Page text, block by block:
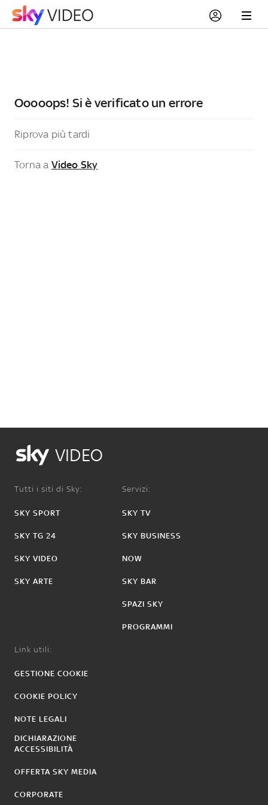
Ooooops! Si è verificato un errore
Riprova più tardi
Torna a Video Sky
VIDEO
Tutti i siti di Sky:
SKY SPORT
SKY TG 24
SKY VIDEO
SKY ARTE
Servizi:
SKY TV
SKY BUSINESS
NOW
SKY BAR
SPAZI SKY
PROGRAMMI
Link utili:
GESTIONE COOKIE
COOKIE POLICY
NOTE LEGALI
DICHIARAZIONE
ACCESSIBILITÀ
OFFERTA SKY MEDIA
CORPORATE